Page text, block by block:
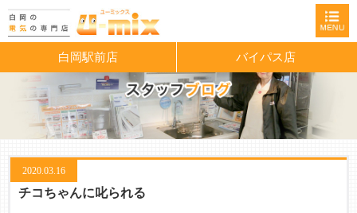
白岡駅前店 バイパス店
2020.03.16
チコちゃんに叱られる